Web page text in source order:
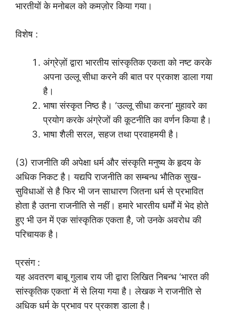
भारतीयों के मनोबल को कमज़ोर किया गया।
विशेष :
अंग्रेज़ों द्वारा भारतीय सांस्कृतिक एकता को नष्ट करके
अपना उल्लू सीधा करने की बात पर प्रकाश डाला गया
है।
भाषा संस्कृत निष्ठ है। ‘उल्लू सीधा करना’ मुहावरे का
प्रयोग करके अंग्रेजों की कूटनीति का वर्णन किया है।
भाषा शैली सरल, सहज तथा प्रवाहमयी है।
(3) राजनीति की अपेक्षा धर्म और संस्कृति मनुष्य के हृदय के
अधिक निकट है। यद्यपि राजनीति का सम्बन्ध भौतिक सुख-
सुविधाओं से है फिर भी जन साधारण जितना धर्म से प्रभावित
होता है उतना राजनीति से नहीं। हमारे भारतीय धर्मों में भेद होते
हुए भी उन में एक सांस्कृतिक एकता है, जो उनके अवरोध की
परिचायक है।
प्रसंग :
यह अवतरण बाबू गुलाब राय जी द्वारा लिखित निबन्ध ‘भारत की
सांस्कृतिक एकता’ में से लिया गया है। लेखक ने राजनीति से
अधिक धर्म के प्रभाव पर प्रकाश डाला है।